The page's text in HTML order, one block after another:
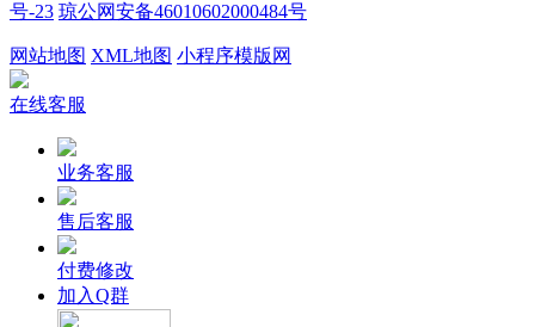
号-23 琼公网安备46010602000484号
网站地图 XML地图 小程序模版网
在线客服
业务客服
售后客服
付费修改
加入Q群